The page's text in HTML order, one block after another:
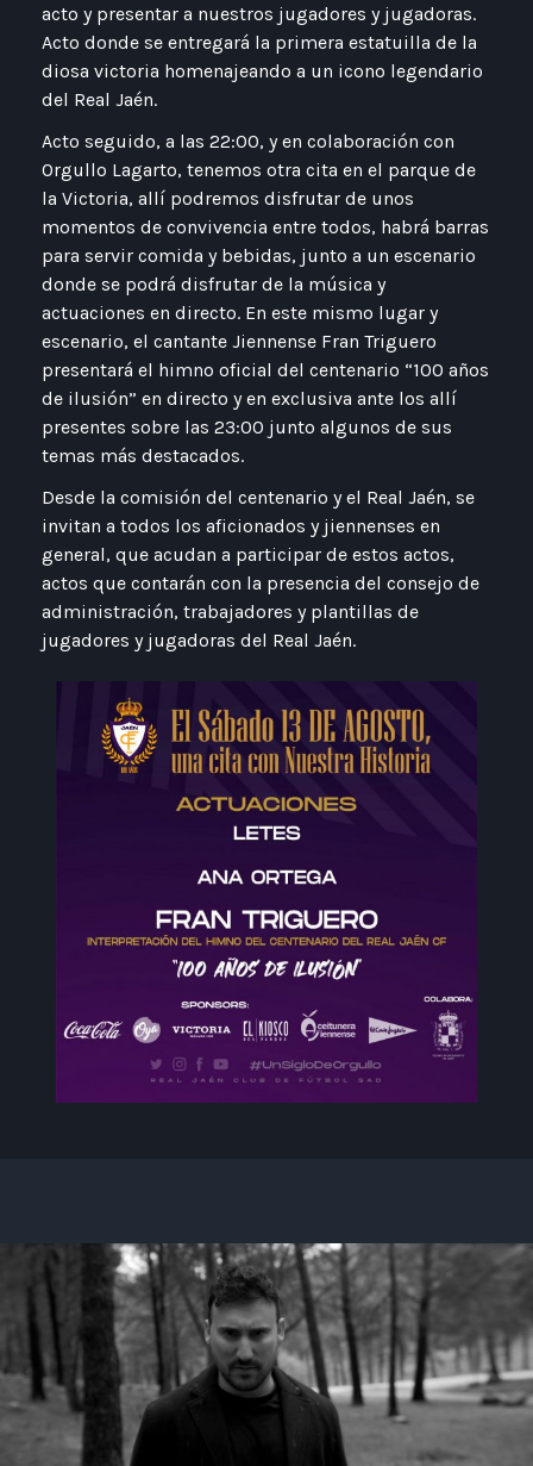
acto y presentar a nuestros jugadores y jugadoras.
Acto donde se entregará la primera estatuilla de la
diosa victoria homenajeando a un icono legendario
del Real Jaén.
Acto seguido, a las 22:00, y en colaboración con
Orgullo Lagarto, tenemos otra cita en el parque de
la Victoria, allí podremos disfrutar de unos
momentos de convivencia entre todos, habrá barras
para servir comida y bebidas, junto a un escenario
donde se podrá disfrutar de la música y
actuaciones en directo. En este mismo lugar y
escenario, el cantante Jiennense Fran Triguero
presentará el himno oficial del centenario “100 años
de ilusión” en directo y en exclusiva ante los allí
presentes sobre las 23:00 junto algunos de sus
temas más destacados.
Desde la comisión del centenario y el Real Jaén, se
invitan a todos los aficionados y jiennenses en
general, que acudan a participar de estos actos,
actos que contarán con la presencia del consejo de
administración, trabajadores y plantillas de
jugadores y jugadoras del Real Jaén.